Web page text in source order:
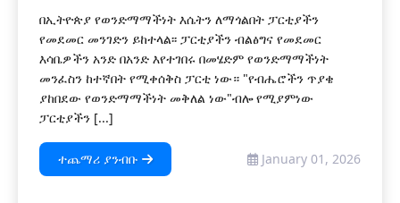
በኢትዮጵያ የወንድማማችነት እሴትን ለማጎልበት ፓርቲያችን
የመደመር መንገድን ይከተላል፡፡ ፓርቲያችን ብልፅግና የመደመር
እሳቤዎችን አንድ በአንድ እየተገበሩ በመሄድም የወንድማማችነት
መንፈስን ከተኛበት የሚቀሰቅስ ፓርቲ ነው። "የብሔሮችን ጥያቄ
ያከበደው የወንድማማችነት መቅለል ነው"ብሎ የሚያምነው
ፓርቲያችን [...]
ተጨማሪ ያንብቡ January 01, 2026